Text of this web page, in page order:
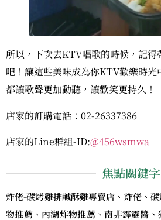
所以，下次去KTV唱歌的時候，記得
吧！讓這些美味成為你KTV歡樂時光
都讓歌聲更加動聽，讓歡笑更持久！
店家的訂購電話：02-26337386
店家的Line群組-ID:@456wsmwa
焦點關鍵字
炸佬-碳烤雞排鹹酥雞專賣店、炸佬、
物推薦、內湖炸物推薦、南非霹靂醬